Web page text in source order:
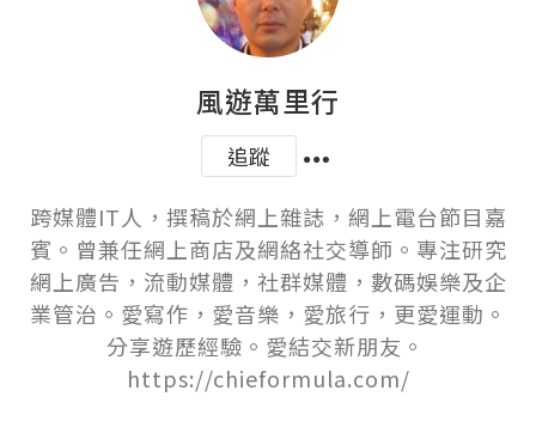
風遊萬里行
追蹤
跨媒體IT人，撰稿於網上雜誌，網上電台節目嘉
賓。曾兼任網上商店及網絡社交導師。專注研究
網上廣告，流動媒體，社群媒體，數碼娛樂及企
業管治。愛寫作，愛音樂，愛旅行，更愛運動。
分享遊歷經驗。愛結交新朋友。
https://chieformula.com/